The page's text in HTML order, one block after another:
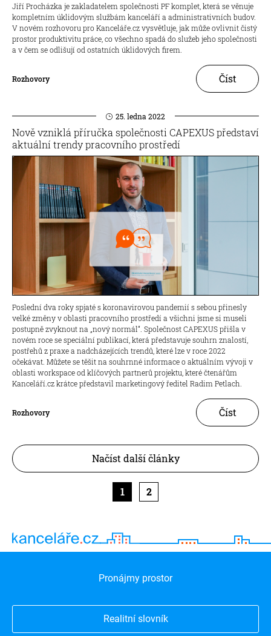
Jiří Procházka je zakladatelem společnosti PF komplet, která se věnuje
kompletním úklidovým službám kanceláří a administrativních budov.
V novém rozhovoru pro Kanceláře.cz vysvětluje, jak může ovlivnit čistý
prostor produktivitu práce, co všechno spadá do služeb jeho společnosti
a v čem se odlišují od ostatních úklidových firem.
Rozhovory Číst
25. ledna 2022
Nově vzniklá příručka společnosti CAPEXUS představí
aktuální trendy pracovního prostředí
Poslední dva roky spjaté s koronavirovou pandemií s sebou přinesly
velké změny v oblasti pracovního prostředí a všichni jsme si museli
postupně zvyknout na „nový normál“. Společnost CAPEXUS přišla v
novém roce se speciální publikací, která představuje souhrn znalostí,
postřehů z praxe a nadcházejících trendů, které lze v roce 2022
očekávat. Můžete se těšit na souhrnné informace o aktuálním vývoji v
oblasti workspace od klíčových partnerů projektu, které čtenářům
Kanceláří.cz krátce představil marketingový ředitel Radim Petlach.
Rozhovory Číst
Načíst další články
1 2
Pronájmy prostor
Realitní slovník